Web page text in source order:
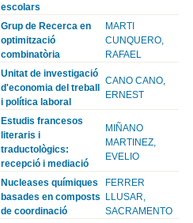
escolars
Grup de Recerca en
optimització
combinatòria
MARTI
CUNQUERO,
RAFAEL
Unitat de investigació
d'economia del treball
i política laboral
CANO CANO,
ERNEST
Estudis francesos
literaris i
traductològics:
recepció i mediació
MIÑANO
MARTINEZ,
EVELIO
Nucleases químiques
basades en composts
de coordinació
FERRER
LLUSAR,
SACRAMENTO